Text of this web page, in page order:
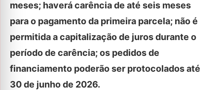
meses; haverá carência de até seis meses
para o pagamento da primeira parcela; não é
permitida a capitalização de juros durante o
período de carência; os pedidos de
financiamento poderão ser protocolados até
30 de junho de 2026.